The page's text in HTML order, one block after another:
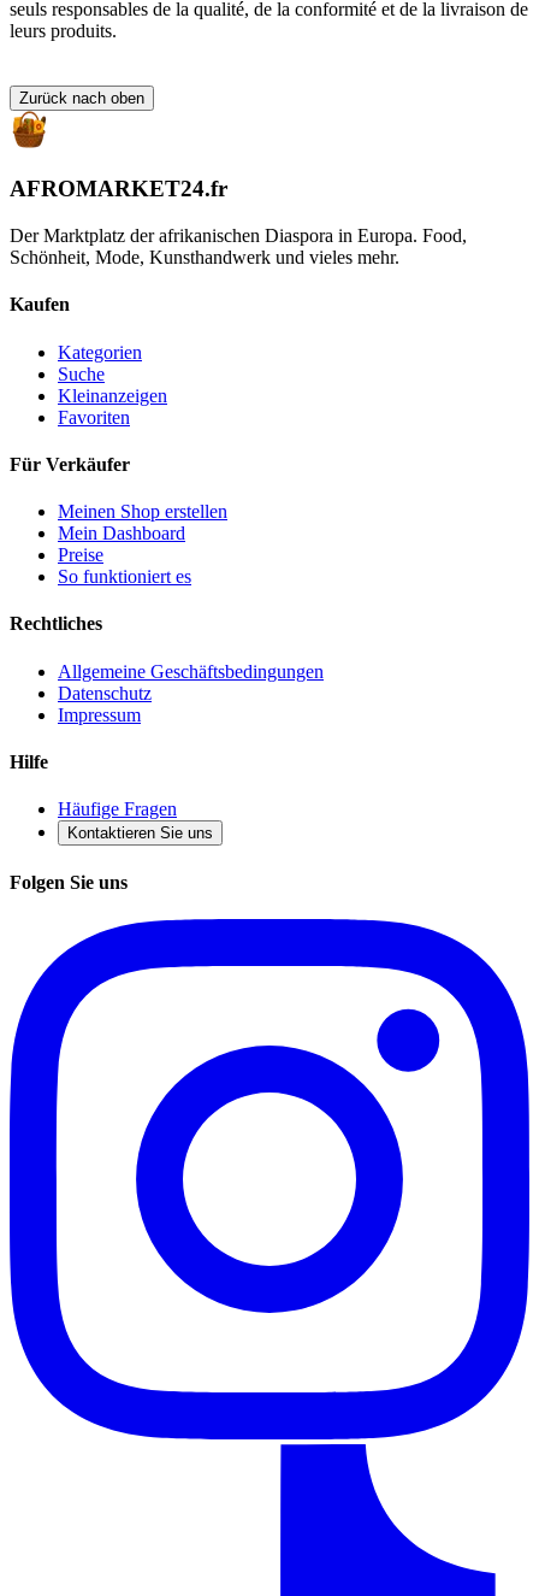
seuls responsables de la qualité, de la conformité et de la livraison de
leurs produits.
Zurück nach oben
AFROMARKET24.fr
Der Marktplatz der afrikanischen Diaspora in Europa. Food,
Schönheit, Mode, Kunsthandwerk und vieles mehr.
Kaufen
Kategorien
Suche
Kleinanzeigen
Favoriten
Für Verkäufer
Meinen Shop erstellen
Mein Dashboard
Preise
So funktioniert es
Rechtliches
Allgemeine Geschäftsbedingungen
Datenschutz
Impressum
Hilfe
Häufige Fragen
Kontaktieren Sie uns
Folgen Sie uns